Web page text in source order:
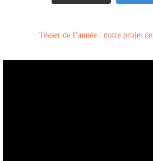
Teaser de l’année : notre projet